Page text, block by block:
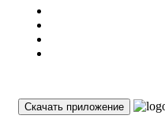
Скачать приложение